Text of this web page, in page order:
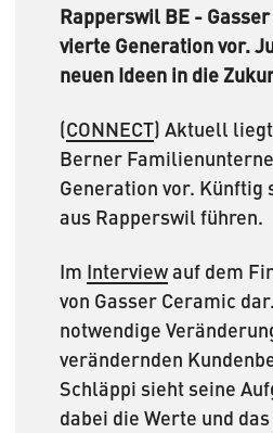
Rapperswil BE -
vierte Generation vor.
neuen Ideen in die
(CONNECT) Aktuell
Berner
Generation vor. Künftig
aus Rapperswil führen.
Im Interviewauf dem
von Gasser Ceramic
notwendige
verändernden
Schläppi sieht seine
dabei die Werte und